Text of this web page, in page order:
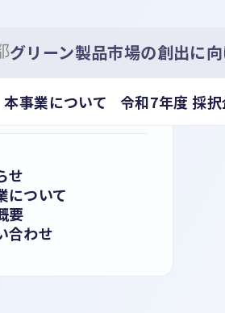
グリーン製品市場の創出に
本事業について 令和7年度 採
ます!
サイクル全体を通した温室効果ガス排出量
せ
について
要
合わせ